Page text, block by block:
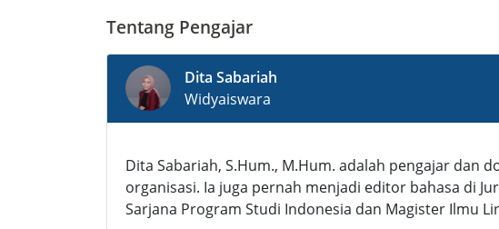
Tentang Pengajar
Dita Sabariah
Widyaiswara
Dita Sabariah, S.Hum., M.Hum. adalah pengajar dan
organisasi. Ia juga pernah menjadi editor bahasa di
Sarjana Program Studi Indonesia dan Magister Ilmu